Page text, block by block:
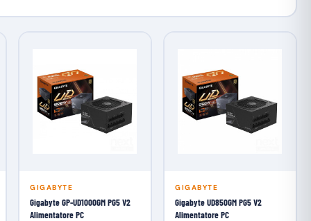
GIGABYTE
Gigabyte GP-UD1000GM PG5 V2
Alimentatore PC
GIGABYTE
Gigabyte UD850GM PG5 V2
Alimentatore PC